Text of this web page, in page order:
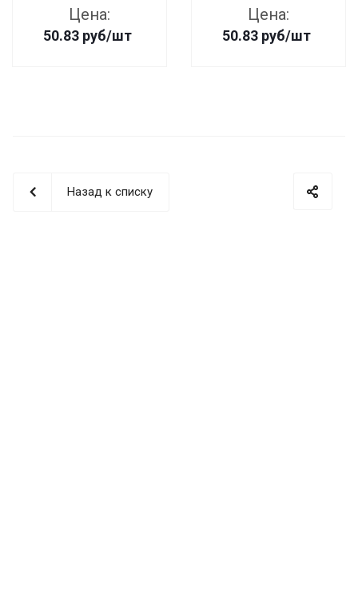
Цена:
50.83 руб/шт
Цена:
50.83 руб/шт
Назад к списку